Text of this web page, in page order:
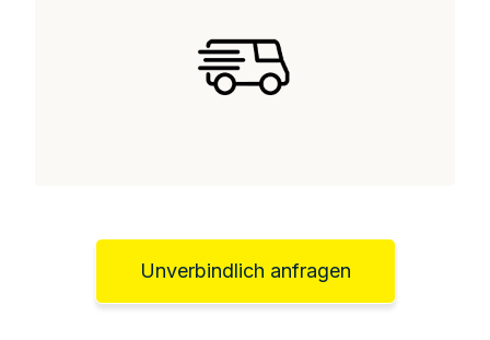
Unverbindlich anfragen